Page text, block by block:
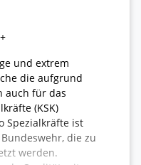
und extrem
die aufgrund
auch für das
(KSK)
Spezialkräfte ist
die zu
werden.